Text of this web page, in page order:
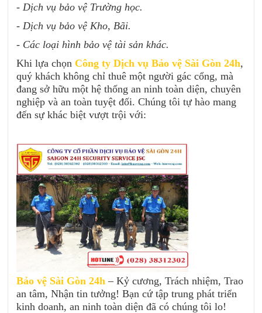
- Dịch vụ bảo vệ Trường học.
- Dịch vụ bảo vệ Kho, Bãi.
- Các loại hình bảo vệ tài sản khác.
Khi lựa chọn Công ty Dịch vụ Bảo vệ Sài Gòn 24h,
quý khách không chỉ thuê một người gác cổng, mà
đang sở hữu một hệ thống an ninh toàn diện, chuyên
nghiệp và an toàn tuyệt đối. Chúng tôi tự hào mang
đến sự khác biệt vượt trội với:
Bảo vệ Sài Gòn 24h – Kỷ cương, Trách nhiệm, Trao
an tâm, Nhận tin tưởng! Bạn cứ tập trung phát triển
kinh doanh, an ninh toàn diện đã có chúng tôi lo!